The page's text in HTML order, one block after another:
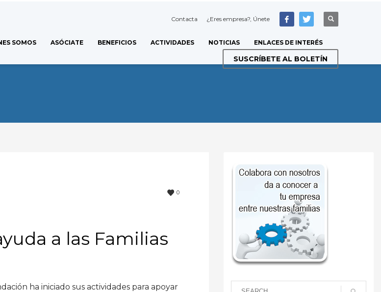
Contacta ¿Eres empresa?, Únete
SOMOS ASÓCIATE BENEFICIOS ACTIVIDADES NOTICIAS ENLACES DE INTERÉS
SUSCRÍBETE AL BOLETÍN
0
a las Familias
ha iniciado sus actividades para apoyar